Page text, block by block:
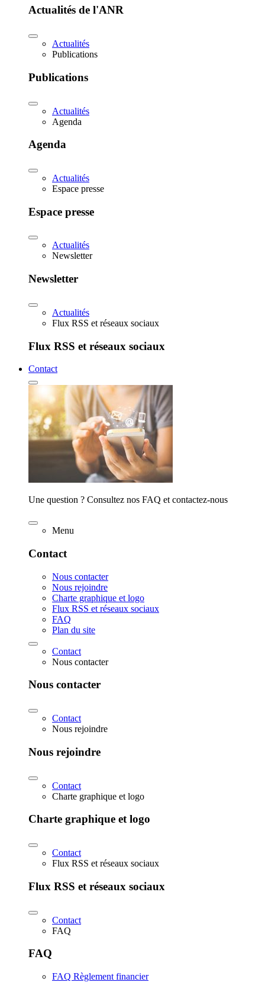
Actualités de l'ANR
Actualités
Publications
Publications
Actualités
Agenda
Agenda
Actualités
Espace presse
Espace presse
Actualités
Newsletter
Newsletter
Actualités
Flux RSS et réseaux sociaux
Flux RSS et réseaux sociaux
Contact
Une question ? Consultez nos FAQ et contactez-nous
Menu
Contact
Nous contacter
Nous rejoindre
Charte graphique et logo
Flux RSS et réseaux sociaux
FAQ
Plan du site
Contact
Nous contacter
Nous contacter
Contact
Nous rejoindre
Nous rejoindre
Contact
Charte graphique et logo
Charte graphique et logo
Contact
Flux RSS et réseaux sociaux
Flux RSS et réseaux sociaux
Contact
FAQ
FAQ
FAQ Règlement financier